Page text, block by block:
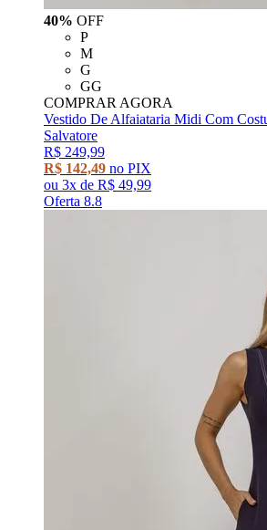
40% OFF
P
M
G
GG
COMPRAR AGORA
Vestido De Alfaiataria Midi Com
Salvatore
R$ 249,99
R$ 142,49 no PIX
ou 3x de R$ 49,99
Oferta 8.8